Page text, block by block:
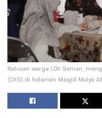
Ratusan warga LDII Sleman,
(CKG) di halaman Masjid Mulyo